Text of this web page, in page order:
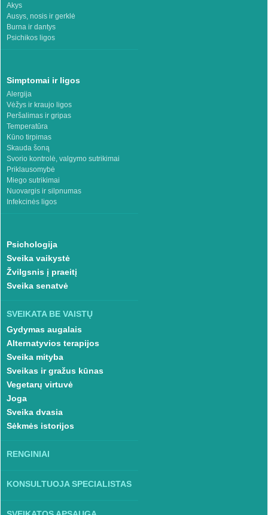
Akys
Ausys, nosis ir gerklė
Burna ir dantys
Psichikos ligos
Simptomai ir ligos
Alergija
Vėžys ir kraujo ligos
Peršalimas ir gripas
Temperatūra
Kūno tirpimas
Skauda šoną
Svorio kontrolė, valgymo sutrikimai
Priklausomybė
Miego sutrikimai
Nuovargis ir silpnumas
Infekcinės ligos
Psichologija
Sveika vaikystė
Žvilgsnis į praeitį
Sveika senatvė
SVEIKATA BE VAISTŲ
Gydymas augalais
Alternatyvios terapijos
Sveika mityba
Sveikas ir gražus kūnas
Vegetarų virtuvė
Joga
Sveika dvasia
Sėkmės istorijos
RENGINIAI
KONSULTUOJA SPECIALISTAS